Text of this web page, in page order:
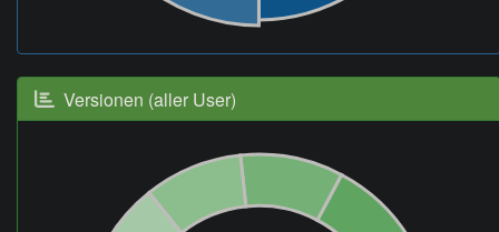
Versionen (aller User)